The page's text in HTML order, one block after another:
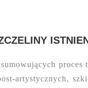
artystycznych,